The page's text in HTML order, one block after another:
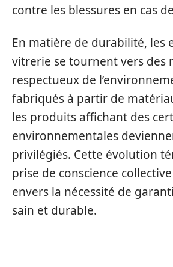
contre les blessures en cas
En matière de durabilité, les
vitrerie se tournent vers des
respectueux de
fabriqués à partir de
les produits affichant des
environnementales
privilégiés. Cette évolution
prise de conscience
envers la nécessité de
sain et durable.